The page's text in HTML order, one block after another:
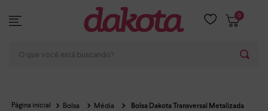
0
Bolsa Média Bolsa Dakota Transversal Metalizada